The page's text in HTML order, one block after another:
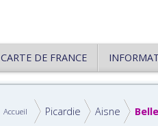
CARTE DE FRANCE
Accueil Picardie Aisne